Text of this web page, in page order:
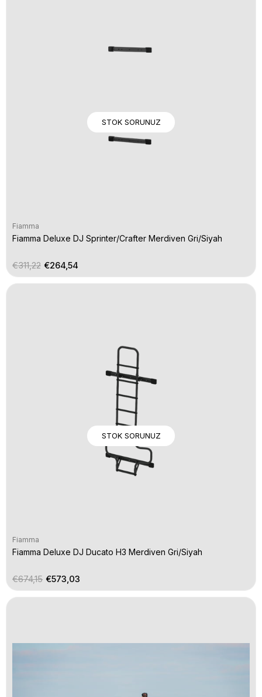
STOK SORUNUZ
Fiamma
Fiamma Deluxe DJ Sprinter/Crafter Merdiven Gri/Siyah
€264,54
€311,22
STOK SORUNUZ
Fiamma
Fiamma Deluxe DJ Ducato H3 Merdiven Gri/Siyah
€573,03
€674,15